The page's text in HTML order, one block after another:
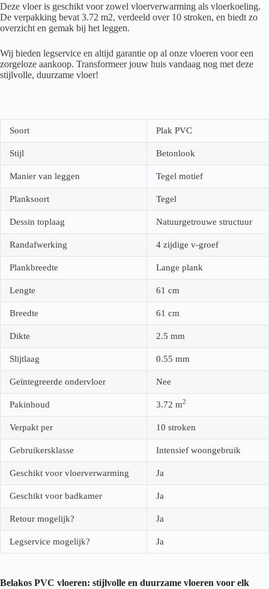
Deze vloer is geschikt voor zowel vloerverwarming als vloerkoeling.
De verpakking bevat 3.72 m2, verdeeld over 10 stroken, en biedt zo
overzicht en gemak bij het leggen.
Wij bieden legservice en altijd garantie op al onze vloeren voor een
zorgeloze aankoop. Transformeer jouw huis vandaag nog met deze
stijlvolle, duurzame vloer!
Soort Plak PVC
Stijl Betonlook
Manier van leggen Tegel motief
Planksoort Tegel
Dessin toplaag Natuurgetrouwe structuur
Randafwerking 4 zijdige v-groef
Plankbreedte Lange plank
Lengte 61 cm
Breedte 61 cm
Dikte 2.5 mm
Slijtlaag 0.55 mm
Geïntegreerde ondervloer Nee
Pakinhoud 3.72 m2
Verpakt per 10 stroken
Gebruikersklasse Intensief woongebruik
Geschikt voor vloerverwarming Ja
Geschikt voor badkamer Ja
Retour mogelijk? Ja
Legservice mogelijk? Ja
Belakos PVC vloeren: stijlvolle en duurzame vloeren voor elk